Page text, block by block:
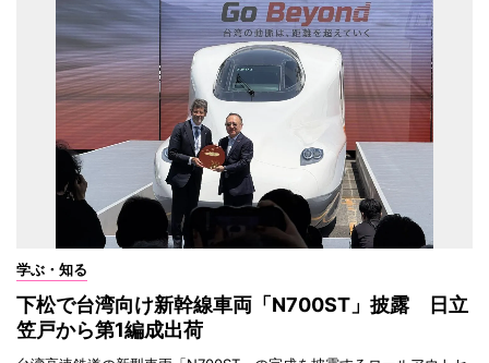
学ぶ・知る
下松で台湾向け新幹線車両「N700ST」披露 日立
笠戸から第1編成出荷